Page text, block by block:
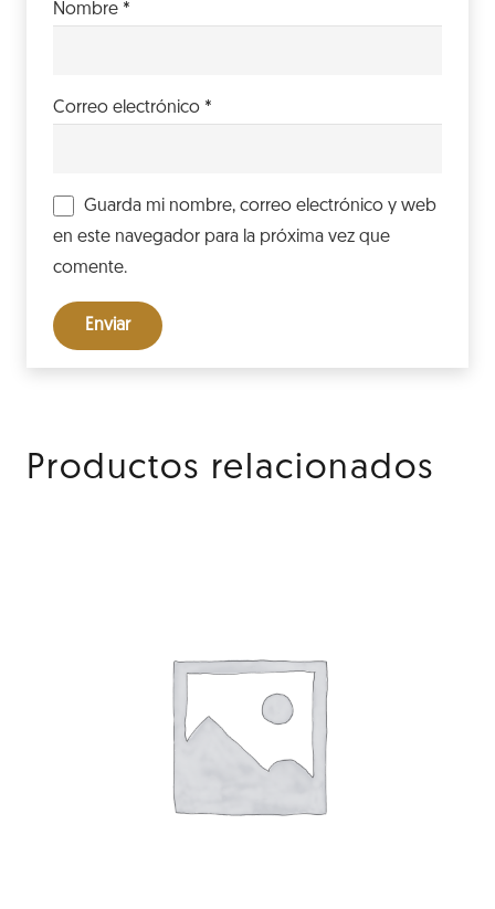
Nombre *
Correo electrónico *
Guarda mi nombre, correo electrónico y web
en este navegador para la próxima vez que
comente.
Productos relacionados